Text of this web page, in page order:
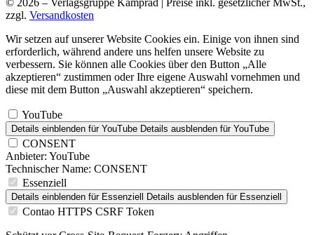
© 2026 – Verlagsgruppe Kamprad | Preise inkl. gesetzlicher MwSt.,
zzgl. Versandkosten
Wir setzen auf unserer Website Cookies ein. Einige von ihnen sind
erforderlich, während andere uns helfen unsere Website zu
verbessern. Sie können alle Cookies über den Button „Alle
akzeptieren“ zustimmen oder Ihre eigene Auswahl vornehmen und
diese mit dem Button „Auswahl akzeptieren“ speichern.
YouTube
Details einblenden für YouTube Details ausblenden für YouTube
CONSENT
Anbieter: YouTube
Technischer Name: CONSENT
Essenziell
Details einblenden für Essenziell Details ausblenden für Essenziell
Contao HTTPS CSRF Token